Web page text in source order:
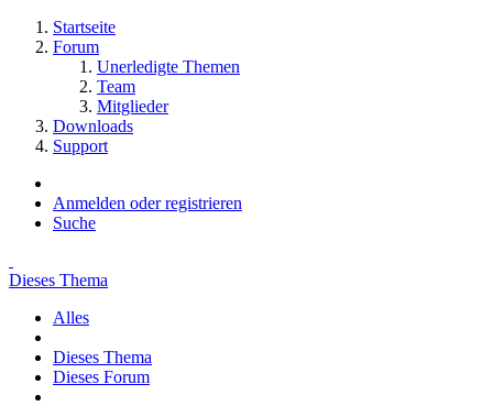
Startseite
Forum
Unerledigte Themen
Team
Mitglieder
Downloads
Support
Anmelden oder registrieren
Suche
Dieses Thema
Alles
Dieses Thema
Dieses Forum